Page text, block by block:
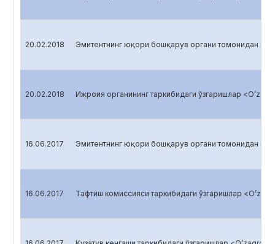
20.02.2018 Эмитентнинг юқори бошқарув органи томонидан
20.02.2018 Ижроия органининг таркибидаги ўзгаришлар
16.06.2017 Эмитентнинг юқори бошқарув органи томонидан
16.06.2017 Тафтиш комиссияси таркибидаги ўзгаришлар